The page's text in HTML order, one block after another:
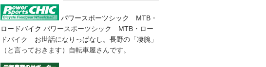
パワースポーツシック MTB・
ロードバイク パワースポーツシック MTB・ロー
ドバイク お世話になりっぱなし。長野の「凄腕」
（と言っておきます）自転車屋さんです。